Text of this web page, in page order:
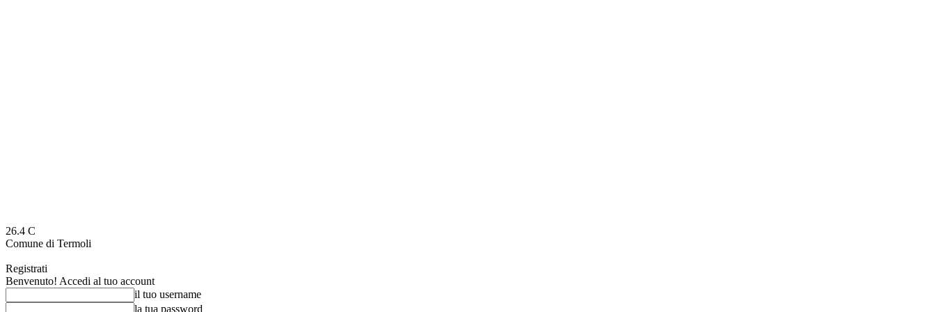
26.4 C
Comune di Termoli
Registrati
Benvenuto! Accedi al tuo account
il tuo username
la tua password